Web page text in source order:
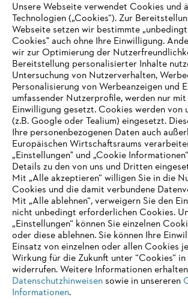
Fehler 404. STIHL ist ausgesprochen
Seite gibt es leider nicht (mehr). Auf
befinden sich alle aktuellen STIHL
Übersicht – nur einen Klick entfernt!
Zur Startseite
Zur Jobsuche
Informationen für Lieferanten
Produkte
Kontakt
Karriere
Hinweisgebersystem
Unsere Webseite verwendet Cookies und
Technologien („Cookies“). Zur
Webseite setzen wir bestimmte
Cookies" auch ohne Ihre Einwilligung.
wir zur Optimierung der
Bereitstellung personalisierter Inhalte
Untersuchung von Nutzerverhalten,
Personalisierung von Werbeanzeigen und
umfassender Nutzerprofile, werden nur
Einwilligung gesetzt. Cookies werden von
(z.B. Google oder Tealium) eingesetzt.
Ihre personenbezogenen Daten auch
Europäischen Wirtschaftsraums
„Einstellungen" und „Cookie
Details zu den von uns und Dritten
Mit „Alle akzeptieren“ willigen Sie in die
Cookies und die damit verbundene
Mit „Alle ablehnen“, verweigern Sie den
nicht unbedingt erforderlichen Cookies.
„Einstellungen“ können Sie einzelnen
oder diese ablehnen. Sie können Ihre
Einsatz von einzelnen oder allen Cookies
Wirkung für die Zukunft unter “Cookies“
widerrufen. Weitere Informationen
Datenschutzhinweisensowie in unsereren
Informationen.